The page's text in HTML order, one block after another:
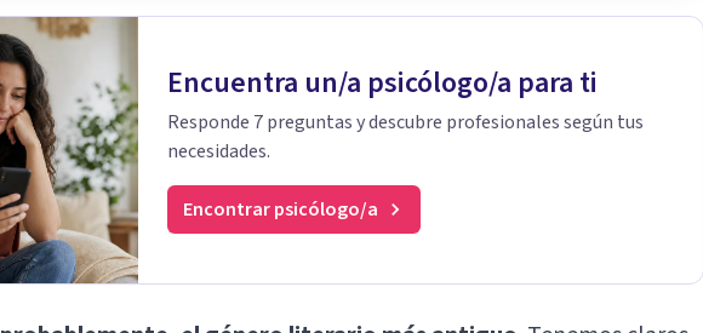
Encuentra un/a psicólogo/a para ti
Responde 7 preguntas y descubre profesionales según tus
necesidades.
Encontrar psicólogo/a